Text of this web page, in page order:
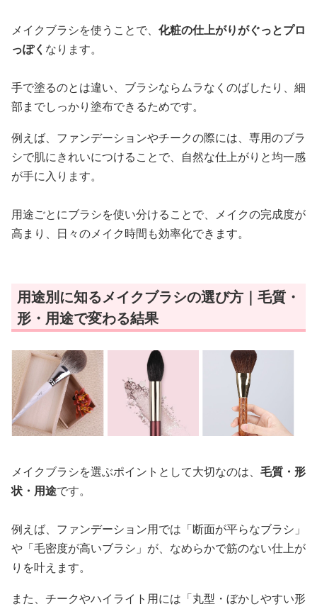
メイクブラシを使うことで、 化粧の仕上がりがぐっとプロ
っぽく なります。
手で塗るのとは違い、ブラシならムラなくのばしたり、細
部までしっかり塗布できるためです。
例えば、ファンデーションやチークの際には、専用のブラ
シで肌にきれいにつけることで、自然な仕上がりと均一感
が手に入ります。
用途ごとにブラシを使い分けることで、メイクの完成度が
高まり、日々のメイク時間も効率化できます。
用途別に知るメイクブラシの選び方｜毛質・
形・用途で変わる結果
メイクブラシを選ぶポイントとして大切なのは、 毛質・形
状・用途です。
例えば、ファンデーション用では「断面が平らなブラシ」
や「毛密度が高いブラシ」が、なめらかで筋のない仕上が
りを叶えます。
また、チークやハイライト用には「丸型・ぼかしやすい形